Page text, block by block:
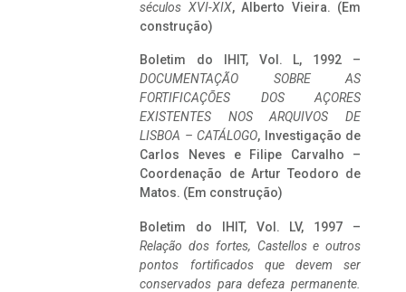
séculos XVI-XIX, Alberto Vieira. (Em
construção)
Boletim do IHIT, Vol. L, 1992 –
DOCUMENTAÇÃO SOBRE AS
FORTIFICAÇÕES DOS AÇORES
EXISTENTES NOS ARQUIVOS DE
LISBOA – CATÁLOGO, Investigação de
Carlos Neves e Filipe Carvalho –
Coordenação de Artur Teodoro de
Matos. (Em construção)
Boletim do IHIT, Vol. LV, 1997 –
Relação dos fortes, Castellos e outros
pontos fortificados que devem ser
conservados para defeza permanente.